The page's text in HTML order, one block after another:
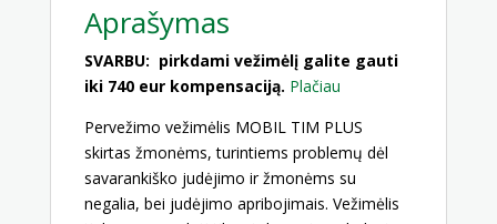
Aprašymas
SVARBU: pirkdami vežimėlį galite gauti
iki 740 eur kompensaciją. Plačiau
Pervežimo vežimėlis MOBIL TIM PLUS
skirtas žmonėms, turintiems problemų dėl
savarankiško judėjimo ir žmonėms su
negalia, bei judėjimo apribojimais. Vežimėlis